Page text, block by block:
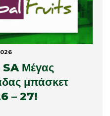
Μέγας
μπάσκετ
– 27!